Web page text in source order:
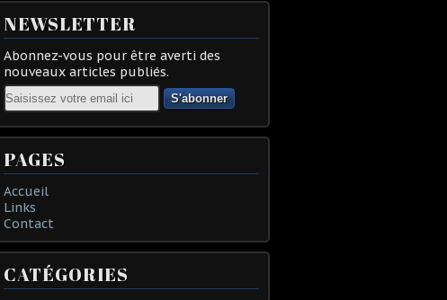
NEWSLETTER
Abonnez-vous pour être averti des
nouveaux articles publiés.
Email
PAGES
Accueil
Links
Contact
CATÉGORIES